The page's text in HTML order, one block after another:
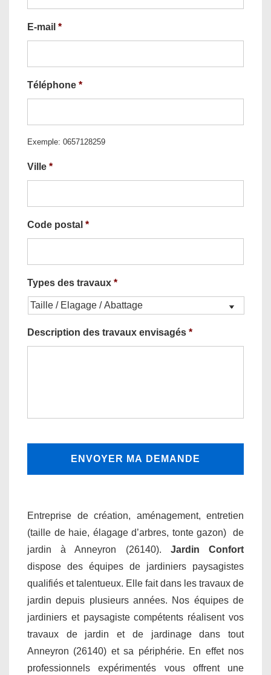
E-mail *
Téléphone *
Exemple: 0657128259
Ville *
Code postal *
Types des travaux *
Description des travaux envisagés *
Entreprise de création, aménagement, entretien
(taille de haie, élagage d’arbres, tonte gazon) de
jardin à Anneyron (26140). Jardin Confort
dispose des équipes de jardiniers paysagistes
qualifiés et talentueux. Elle fait dans les travaux de
jardin depuis plusieurs années. Nos équipes de
jardiniers et paysagiste compétents réalisent vos
travaux de jardin et de jardinage dans tout
Anneyron (26140) et sa périphérie. En effet nos
professionnels expérimentés vous offrent une